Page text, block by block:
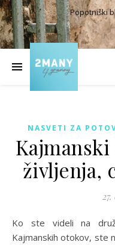
Popotniški
NASVETI ZA
življenja,
Ko ste videli na družbenih omrežjih naše objave s
Kajmanskih otokov, ste